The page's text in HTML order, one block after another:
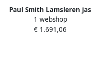
Paul Smith Lamsleren jas
Black Heren
1 webshop
€ 1.691,06